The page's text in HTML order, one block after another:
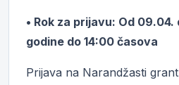
• Rok za prijavu: Od
godine do 14:00 časova
Prijava na Narandžasti